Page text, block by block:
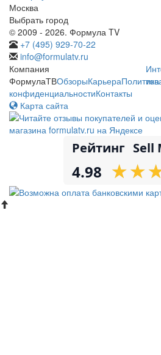
Москва
Выбрать город
© 2009 - 2026. Формула TV
+7 (495) 929-70-22
info@formulatv.ru
Компания
ФормулаТВОбзорыКарьераПолитика
конфиденциальностиКонтакты
Карта сайта
Рейтинг Sell
4.98 ★
★★
★